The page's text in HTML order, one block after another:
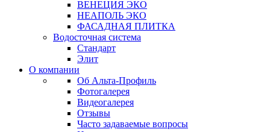
ВЕНЕЦИЯ ЭКО
НЕАПОЛЬ ЭКО
ФАСАДНАЯ ПЛИТКА
Водосточная система
Стандарт
Элит
О компании
Об Альта-Профиль
Фотогалерея
Видеогалерея
Отзывы
Часто задаваемые вопросы